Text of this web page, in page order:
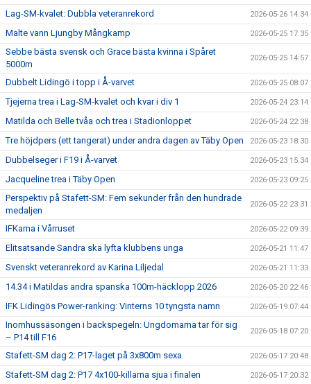
Lag-SM-kvalet: Dubbla veteranrekord 2026-05-26 14:34
Malte vann Ljungby Mångkamp 2026-05-25 17:35
Sebbe bästa svensk och Grace bästa kvinna i Spåret
5000m
2026-05-25 14:57
Dubbelt Lidingö i topp i Å-varvet 2026-05-25 08:07
Tjejerna trea i Lag-SM-kvalet och kvar i div 1 2026-05-24 23:14
Matilda och Belle tvåa och trea i Stadionloppet 2026-05-24 22:38
Tre höjdpers (ett tangerat) under andra dagen av Täby Open 2026-05-23 18:30
Dubbelseger i F19 i Å-varvet 2026-05-23 15:34
Jacqueline trea i Täby Open 2026-05-23 09:25
Perspektiv på Stafett-SM: Fem sekunder från den hundrade
medaljen
2026-05-22 23:31
IFKarna i Vårruset 2026-05-22 09:39
Elitsatsande Sandra ska lyfta klubbens unga 2026-05-21 11:47
Svenskt veteranrekord av Karina Liljedal 2026-05-21 11:33
14.34 i Matildas andra spanska 100m-häcklopp 2026 2026-05-20 22:46
IFK Lidingös Power-ranking: Vinterns 10 tyngsta namn 2026-05-19 07:44
Inomhussäsongen i backspegeln: Ungdomarna tar för sig
– P14 till F16
2026-05-18 07:20
Stafett-SM dag 2: P17-laget på 3x800m sexa 2026-05-17 20:48
Stafett-SM dag 2: P17 4x100-killarna sjua i finalen 2026-05-17 20:32